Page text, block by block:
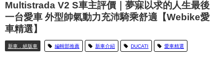
Multistrada V2 S車主評價｜夢寐以求的人生最後
一台愛車 外型帥氣動力充沛騎乘舒適【Webike愛
車精選】
新車．絕版車 編輯部推薦 新車介紹 DUCATI 愛車精選